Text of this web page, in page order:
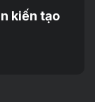
kiến tạo